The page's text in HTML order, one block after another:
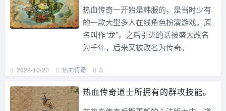
热血传奇一开始是韩服的，是当时少有
的一款大型多人在线角色扮演游戏，原
名叫作“龙”，之后引进的话被盛大改名
为千年，后来又被改名为传奇。
2022-10-20 热血传奇 0
热血传奇道士所拥有的群攻技能。